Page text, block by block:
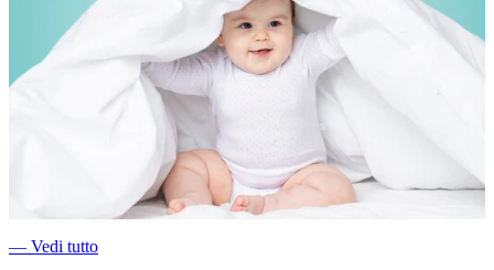
― Vedi tutto